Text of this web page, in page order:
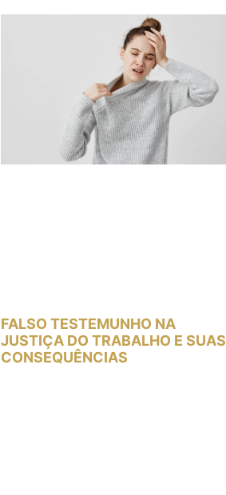
FALSO TESTEMUNHO NA
JUSTIÇA DO TRABALHO E SUAS
CONSEQUÊNCIAS